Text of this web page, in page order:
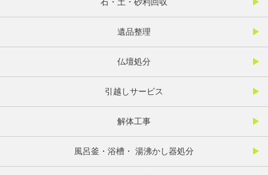
遺品整理
仏壇処分
引越しサービス
解体工事
風呂釜・浴槽・ 湯沸かし器処分